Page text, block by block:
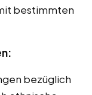
bestimmten
bezüglich